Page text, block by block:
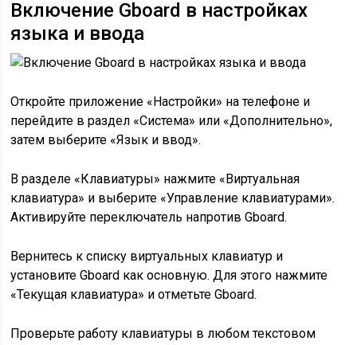
Включение Gboard в настройках
языка и ввода
Откройте приложение «Настройки» на телефоне и
перейдите в раздел «Система» или «Дополнительно»,
затем выберите «Язык и ввод».
В разделе «Клавиатуры» нажмите «Виртуальная
клавиатура» и выберите «Управление клавиатурами».
Активируйте переключатель напротив Gboard.
Вернитесь к списку виртуальных клавиатур и
установите Gboard как основную. Для этого нажмите
«Текущая клавиатура» и отметьте Gboard.
Проверьте работу клавиатуры в любом текстовом